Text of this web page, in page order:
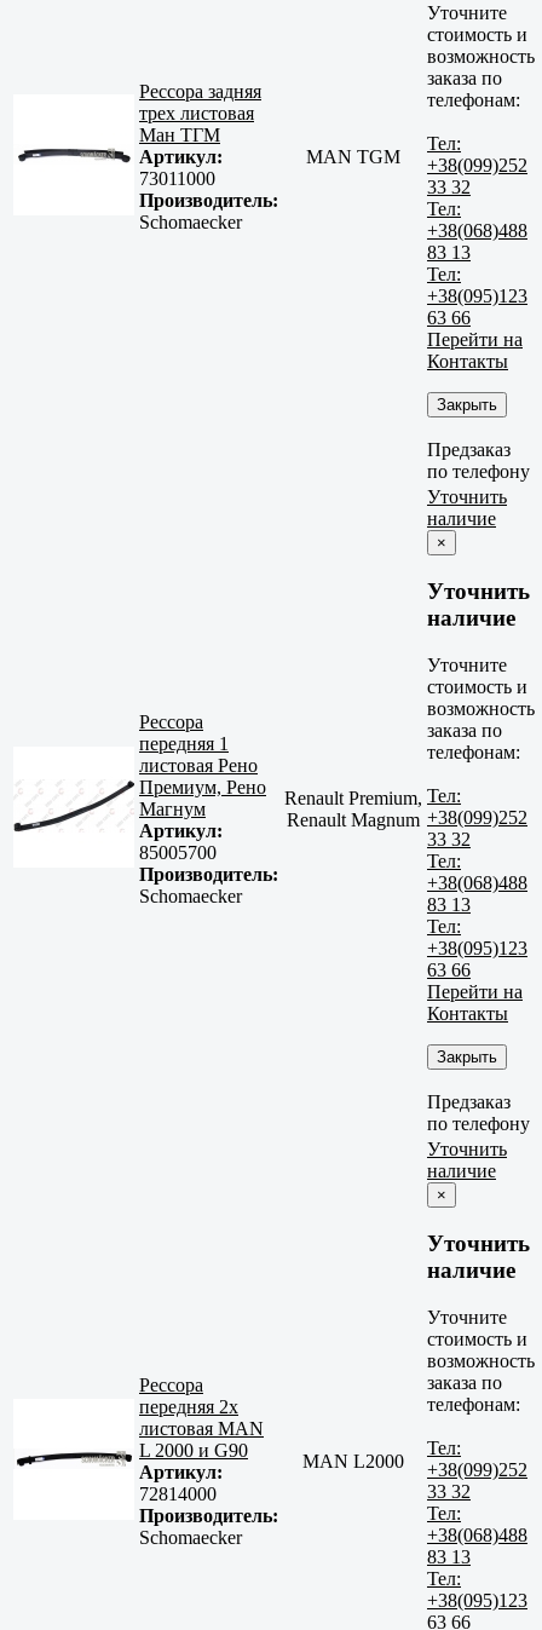
Рессора задняя
трех листовая
Ман ТГМ
Артикул:
73011000
Производитель:
Schomaecker
MAN TGM
Уточните
стоимость и
возможность
заказа по
телефонам:
Тел:
+38(099)252
33 32
Тел:
+38(068)488
83 13
Тел:
+38(095)123
63 66
Перейти на
Контакты
Закрыть
Предзаказ
по телефону
Рессора
передняя 1
листовая Рено
Премиум, Рено
Магнум
Артикул:
85005700
Производитель:
Schomaecker
Renault Premium,
Renault Magnum
Уточнить
наличие
×
Уточнить
наличие
Уточните
стоимость и
возможность
заказа по
телефонам:
Тел:
+38(099)252
33 32
Тел:
+38(068)488
83 13
Тел:
+38(095)123
63 66
Перейти на
Контакты
Закрыть
Предзаказ
по телефону
Рессора
передняя 2х
листовая MAN
L 2000 и G90
Артикул:
72814000
Производитель:
Schomaecker
MAN L2000
Уточнить
наличие
×
Уточнить
наличие
Уточните
стоимость и
возможность
заказа по
телефонам:
Тел:
+38(099)252
33 32
Тел:
+38(068)488
83 13
Тел:
+38(095)123
63 66